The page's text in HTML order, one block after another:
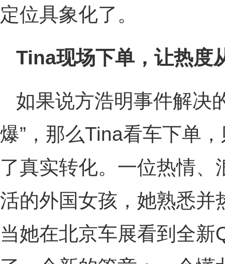
定位具象化了。
Tina现场下单，让热度
如果说方浩明事件解决
爆”，那么Tina看车下单
了真实转化。一位热情
活的外国女孩，她熟悉并
当她在北京车展看到全新